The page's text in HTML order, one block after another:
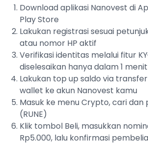
Download aplikasi Nanovest di
Play Store
Lakukan registrasi sesuai
atau nomor HP aktif
Verifikasi identitas melalui fitur
diselesaikan hanya dalam 1 menit
Lakukan top up saldo via
wallet ke akun Nanovest kamu
Masuk ke menu Crypto, cari dan
(RUNE)
Klik tombol Beli, masukkan
Rp5.000, lalu konfirmasi